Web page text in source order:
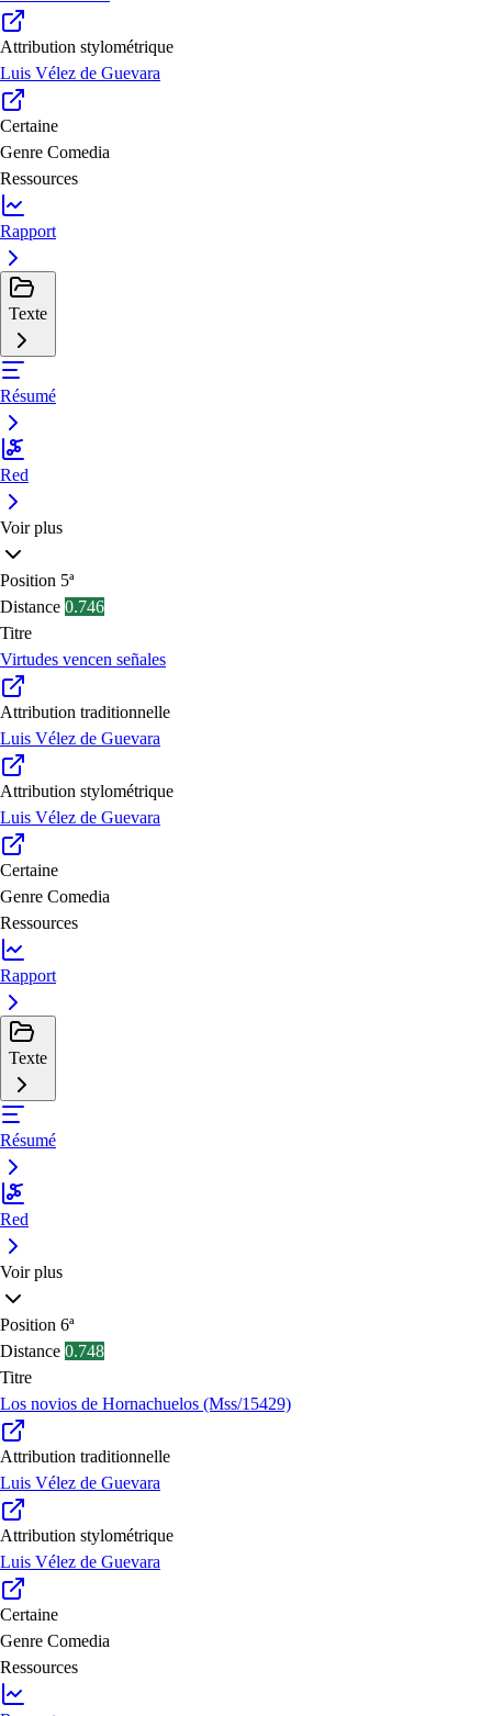
Attribution stylométrique
Luis Vélez de Guevara
Certaine
Genre Comedia
Ressources
Rapport
Texte
Résumé
Red
Voir plus
Position 5ª
Distance 0.746
Titre
Virtudes vencen señales
Attribution traditionnelle
Luis Vélez de Guevara
Attribution stylométrique
Luis Vélez de Guevara
Certaine
Genre Comedia
Ressources
Rapport
Texte
Résumé
Red
Voir plus
Position 6ª
Distance 0.748
Titre
Los novios de Hornachuelos (Mss/15429)
Attribution traditionnelle
Luis Vélez de Guevara
Attribution stylométrique
Luis Vélez de Guevara
Certaine
Genre Comedia
Ressources